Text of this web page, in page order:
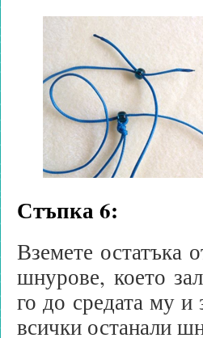
Стъпка 6:
Вземете остатъка
шнурове, което
го до средата му и
всички останали